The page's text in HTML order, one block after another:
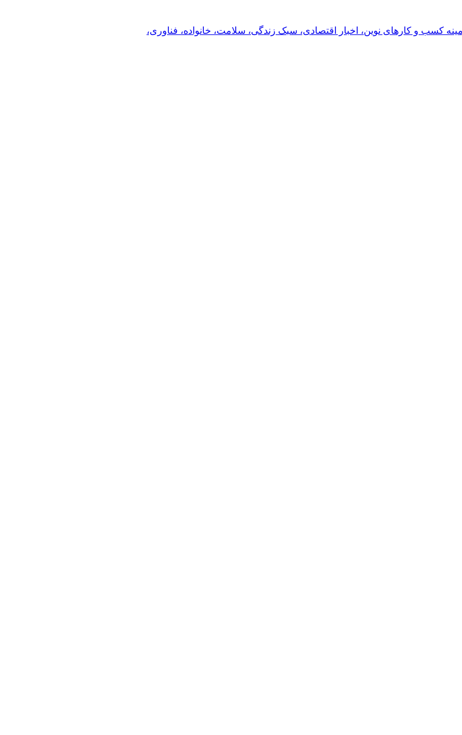
کسب و کارهای نوین، اخبار اقتصادی، سبک زندگی، سلامت، خانواده، فناوری،